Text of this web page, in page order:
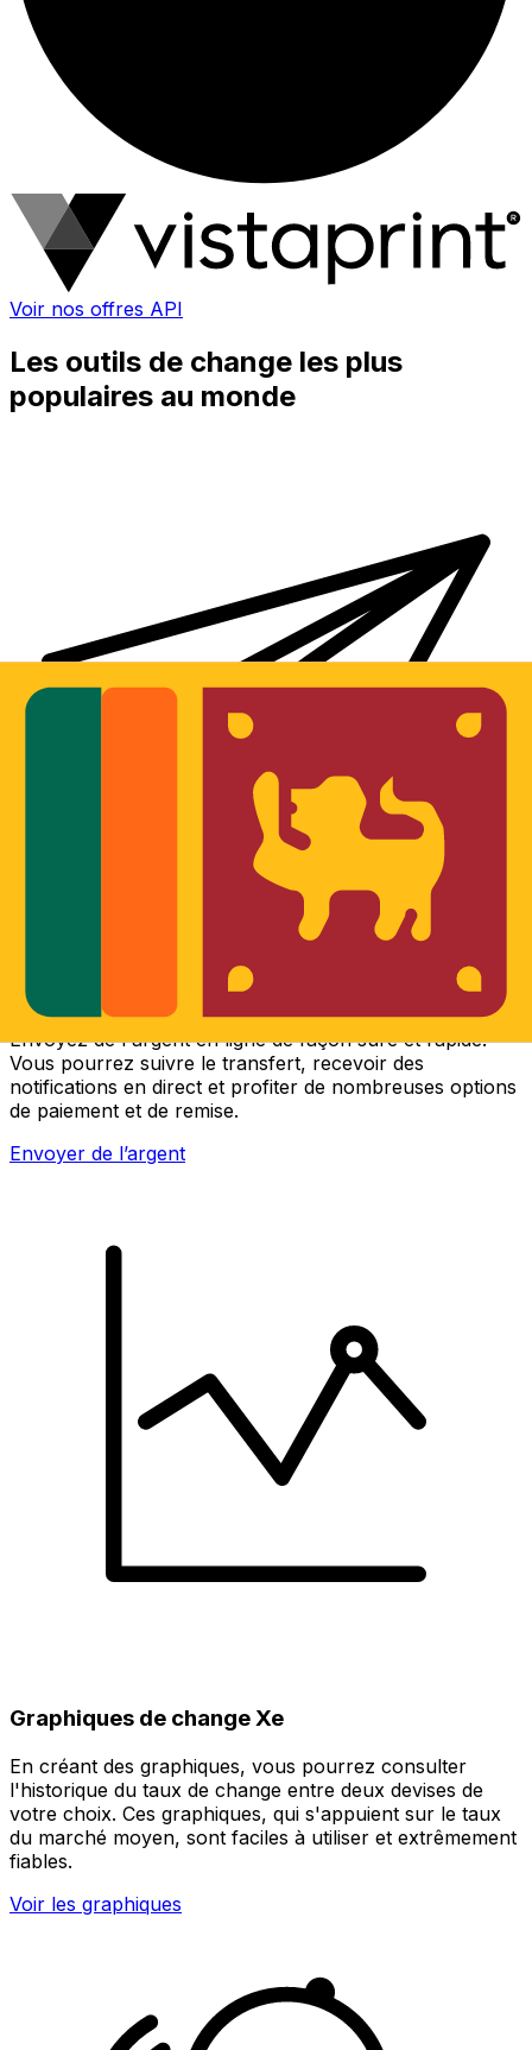
Voir nos offres API
Les outils de change les plus
populaires au monde
Transferts d'argent internationaux avec Xe
Envoyez de l'argent en ligne de façon sûre et rapide.
Vous pourrez suivre le transfert, recevoir des
notifications en direct et profiter de nombreuses options
de paiement et de remise.
Envoyer de l’argent
Graphiques de change Xe
En créant des graphiques, vous pourrez consulter
l'historique du taux de change entre deux devises de
votre choix. Ces graphiques, qui s'appuient sur le taux
du marché moyen, sont faciles à utiliser et extrêmement
fiables.
Voir les graphiques